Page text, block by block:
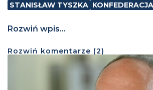
STANISŁAW TYSZKA KONFEDERACJA
Rozwiń wpis...
Rozwiń komentarze (2)